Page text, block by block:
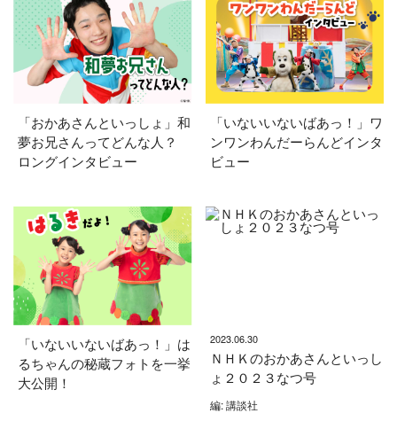
「おかあさんといっしょ」和
夢お兄さんってどんな人？
ロングインタビュー
「いないいないばあっ！」ワ
ンワンわんだーらんどインタ
ビュー
「いないいないばあっ！」は
るちゃんの秘蔵フォトを一挙
大公開！
2023.06.30
ＮＨＫのおかあさんといっし
ょ２０２３なつ号
編: 講談社